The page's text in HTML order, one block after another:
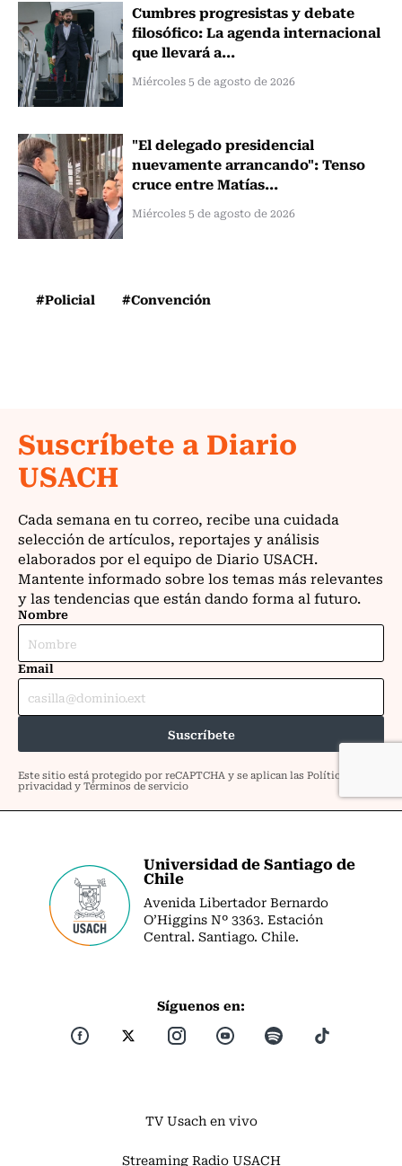
Cumbres progresistas y debate
filosófico: La agenda internacional
que llevará a...
Miércoles 5 de agosto de 2026
"El delegado presidencial
nuevamente arrancando": Tenso
cruce entre Matías...
Miércoles 5 de agosto de 2026
#Policial #Convención
Universidad de Santiago de
Chile
Avenida Libertador Bernardo
O’Higgins Nº 3363. Estación
Central. Santiago. Chile.
Síguenos en:
TV Usach en vivo
Streaming Radio USACH